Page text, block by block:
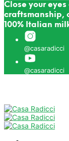
Close your
craftsmanship,
100% Italian